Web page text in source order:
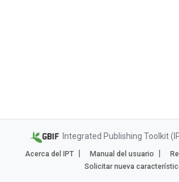
Integrated Publishing Toolkit
Acerca del IPT Manual del usuario
Solicitar nueva